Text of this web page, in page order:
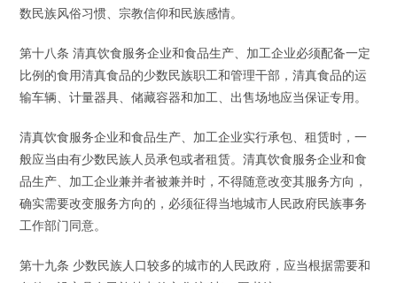
数民族风俗习惯、宗教信仰和民族感情。
第十八条 清真饮食服务企业和食品生产、加工企业必须配备一定
比例的食用清真食品的少数民族职工和管理干部，清真食品的运
输车辆、计量器具、储藏容器和加工、出售场地应当保证专用。
清真饮食服务企业和食品生产、加工企业实行承包、租赁时，一
般应当由有少数民族人员承包或者租赁。清真饮食服务企业和食
品生产、加工企业兼并者被兼并时，不得随意改变其服务方向，
确实需要改变服务方向的，必须征得当地城市人民政府民族事务
工作部门同意。
第十九条 少数民族人口较多的城市的人民政府，应当根据需要和